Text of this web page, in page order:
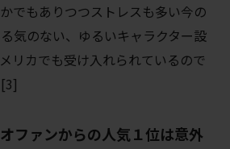
でもありつつストレスも多い今の
気のない、ゆるいキャラクター設
リカでも受け入れられているので
ファンからの人気１位は意外